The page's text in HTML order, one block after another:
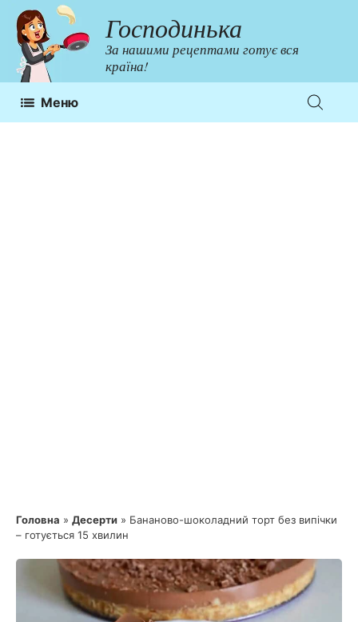
Перейти
до
контенту
Господинька
За нашими рецептами готує вся
країна!
Меню
Головна » Десерти » Бананово-шоколадний торт без випічки
– готується 15 хвилин